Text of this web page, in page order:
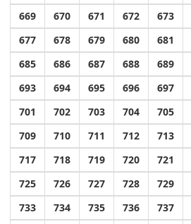
669
670 671 672 673
677
678 679 680 681
685
686 687 688 689
693
694 695 696 697
701
702 703 704 705
709
710 711 712 713
717
718 719 720 721
725
726 727 728 729
733
734 735 736 737